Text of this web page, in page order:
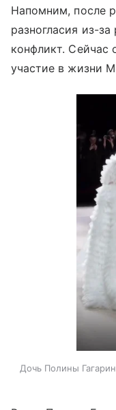
Напомним, после
разногласия из-
конфликт. Сейчас
участие в жизни
Дочь Полины